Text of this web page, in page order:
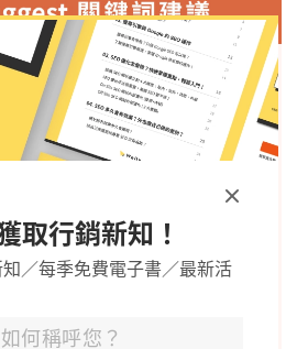
取行銷新知！
／每季免費電子書／最新活